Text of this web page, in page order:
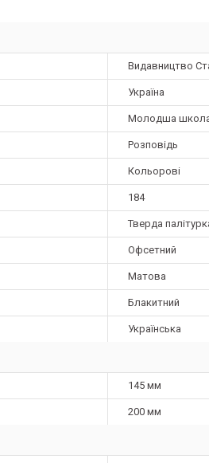
Видавництво
Україна
Молодша
Розповідь
Кольорові
184
Тверда
Офсетний
Матова
Блакитний
Українська
145 мм
200 мм